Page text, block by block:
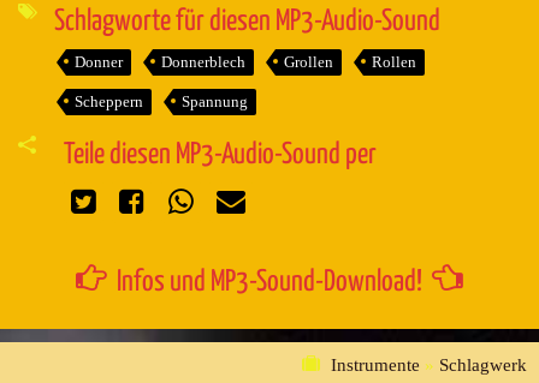
Schlagworte für diesen MP3-Audio-Sound
Donner Donnerblech Grollen Rollen
Scheppern Spannung
Teile diesen MP3-Audio-Sound per
Infos und MP3-Sound-Download!
Instrumente » Schlagwerk